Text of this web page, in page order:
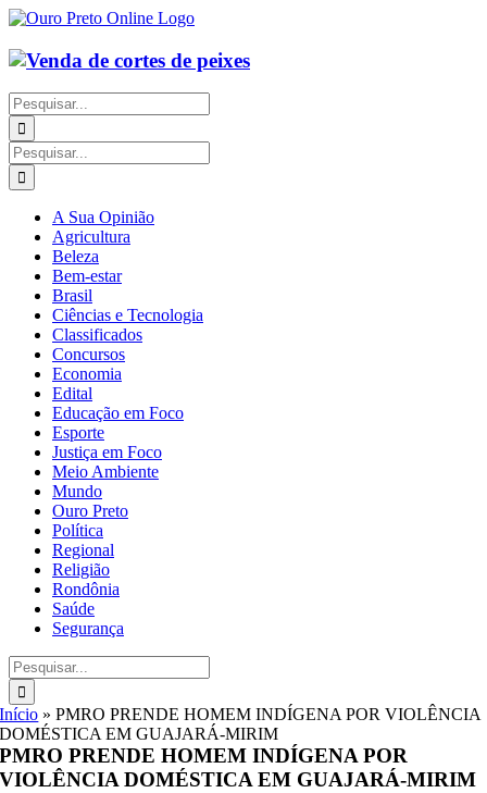
Ir
o
conteúdo
Buscar
resultados
para:
Buscar
resultados
para:
A Sua Opinião
Agricultura
Beleza
Bem-estar
Brasil
Ciências e Tecnologia
Classificados
Concursos
Economia
Edital
Educação em Foco
Esporte
Justiça em Foco
Meio Ambiente
Mundo
Ouro Preto
Política
Regional
Religião
Rondônia
Saúde
Segurança
Buscar
resultados
para:
Início »PMRO PRENDE HOMEM INDÍGENA POR VIOLÊNCIA
DOMÉSTICA EM GUAJARÁ-MIRIM
PMRO PRENDE HOMEM INDÍGENA POR
VIOLÊNCIA DOMÉSTICA EM GUAJARÁ-MIRIM